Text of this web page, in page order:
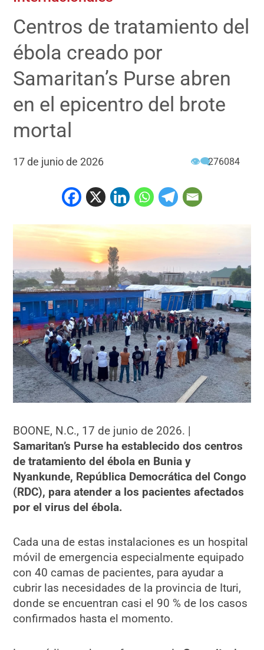
Centros de tratamiento del
ébola creado por
Samaritan’s Purse abren
en el epicentro del brote
mortal
17 de junio de 2026 👁‍🗨276084
BOONE, N.C., 17 de junio de 2026. |
Samaritan’s Purse ha establecido dos centros
de tratamiento del ébola en Bunia y
Nyankunde, República Democrática del Congo
(RDC), para atender a los pacientes afectados
por el virus del ébola.
Cada una de estas instalaciones es un hospital
móvil de emergencia especialmente equipado
con 40 camas de pacientes, para ayudar a
cubrir las necesidades de la provincia de Ituri,
donde se encuentran casi el 90 % de los casos
confirmados hasta el momento.